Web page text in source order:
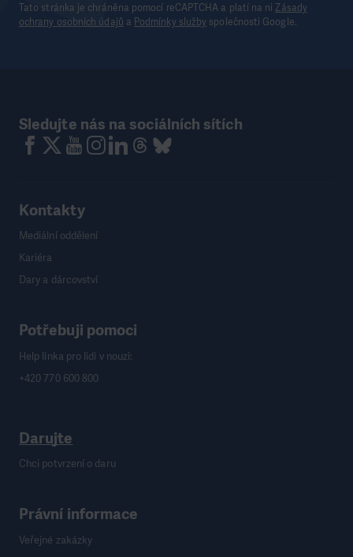
Tato stránka je chráněna pomocí reCAPTCHA a platí na niZásady
ochrany osobních údajů a Podmínky služby společnosti Google.
Sledujte nás na sociálních sítích
Kontakty
Mediální oddělení
Kariéra
Dary a dárcovství
Potřebuji pomoci
Help linka pro lidi v nouzi:
+420 770 600 800
Darujte
Chci potvrzení o daru
Právní informace
Veřejné zakázky